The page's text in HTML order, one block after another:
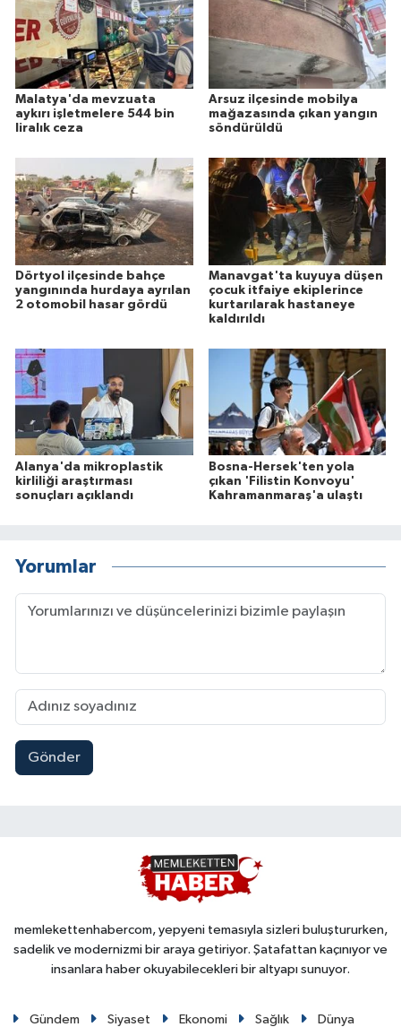
Malatya'da mevzuata
aykırı işletmelere 544 bin
liralık ceza
Arsuz ilçesinde mobilya
mağazasında çıkan yangın
söndürüldü
Dörtyol ilçesinde bahçe
yangınında hurdaya ayrılan
2 otomobil hasar gördü
Manavgat'ta kuyuya düşen
çocuk itfaiye ekiplerince
kurtarılarak hastaneye
kaldırıldı
Alanya'da mikroplastik
kirliliği araştırması
sonuçları açıklandı
Bosna-Hersek'ten yola
çıkan 'Filistin Konvoyu'
Kahramanmaraş'a ulaştı
Yorumlar
Gönder
memlekettenhabercom, yepyeni temasıyla sizleri buluştururken,
sadelik ve modernizmi bir araya getiriyor. Şatafattan kaçınıyor ve
insanlara haber okuyabilecekleri bir altyapı sunuyor.
Gündem Siyaset Ekonomi Sağlık Dünya